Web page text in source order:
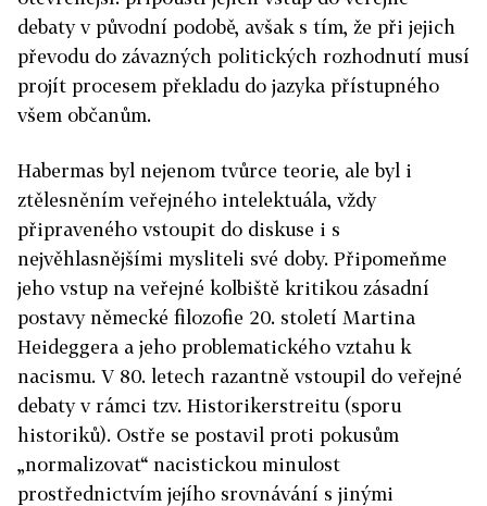
debaty v původní podobě, avšak s tím, že při jejich
převodu do závazných politických rozhodnutí musí
projít procesem překladu do jazyka přístupného
všem občanům.
Habermas byl nejenom tvůrce teorie, ale byl i
ztělesněním veřejného intelektuála, vždy
připraveného vstoupit do diskuse i s
nejvěhlasnějšími mysliteli své doby. Připomeňme
jeho vstup na veřejné kolbiště kritikou zásadní
postavy německé filozofie 20. století Martina
Heideggera a jeho problematického vztahu k
nacismu. V 80. letech razantně vstoupil do veřejné
debaty v rámci tzv. Historikerstreitu (sporu
historiků). Ostře se postavil proti pokusům
„normalizovat“ nacistickou minulost
prostřednictvím jejího srovnávání s jinými